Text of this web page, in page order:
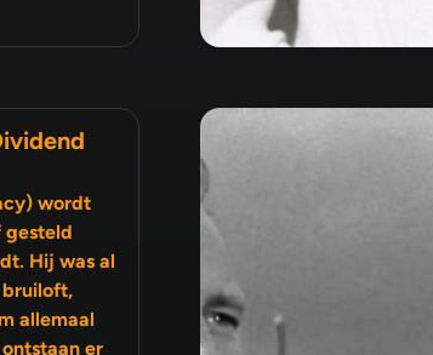
wordt
gesteld
Hij was al
allemaal
er